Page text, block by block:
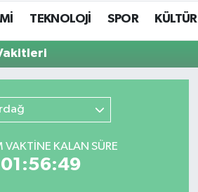
TEKNOLOJİ SPOR KÜLTÜR
VAKTİNE KALAN SÜRE
01:56:49
Durumu ve Fikstür